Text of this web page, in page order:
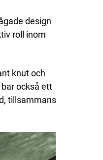
design
roll inom
knut och
också ett
tillsammans